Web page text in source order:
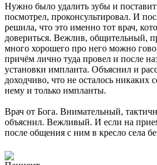
Нужно было удалить зубы и
посмотрел, проконсультировал. И
решила, что это именно тот врач,
довериться. Вежлив, общительный,
много хорошего про него можно
причём лично туда провел и после
установки импланта. Объяснил и
доходчиво, что не осталось никаких
нему и только импланты.
Врач от Бога. Внимательный,
объяснил. Вежливый. И если на
после общения с ним в кресло села